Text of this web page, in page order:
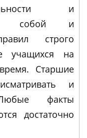
и
собой и
строго
учащихся на
Старшие
и
факты
достаточно